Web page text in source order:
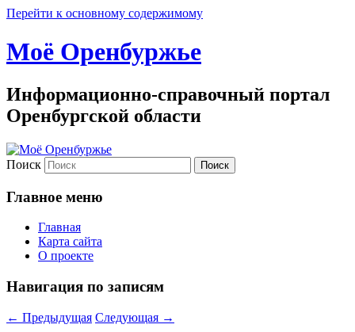
Перейти к основному содержимому
Моё Оренбуржье
Информационно-справочный портал
Оренбургской области
Поиск
Главное меню
Главная
Карта сайта
О проекте
Навигация по записям
← Предыдущая Следующая →